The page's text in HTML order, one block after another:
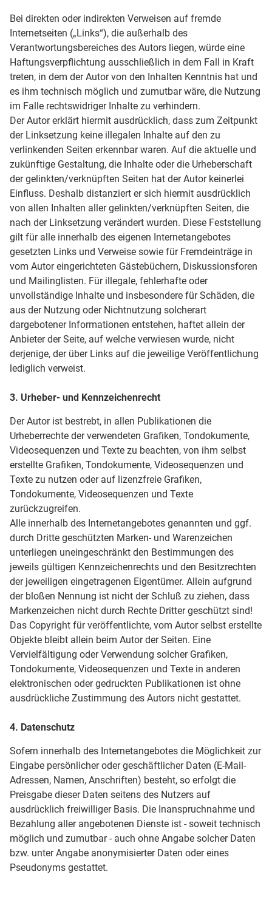
Bei direkten oder indirekten Verweisen auf fremde
Internetseiten („Links“), die außerhalb des
Verantwortungsbereiches des Autors liegen, würde eine
Haftungsverpflichtung ausschließlich in dem Fall in Kraft
treten, in dem der Autor von den Inhalten Kenntnis hat und
es ihm technisch möglich und zumutbar wäre, die Nutzung
im Falle rechtswidriger Inhalte zu verhindern.
Der Autor erklärt hiermit ausdrücklich, dass zum Zeitpunkt
der Linksetzung keine illegalen Inhalte auf den zu
verlinkenden Seiten erkennbar waren. Auf die aktuelle und
zukünftige Gestaltung, die Inhalte oder die Urheberschaft
der gelinkten/verknüpften Seiten hat der Autor keinerlei
Einfluss. Deshalb distanziert er sich hiermit ausdrücklich
von allen Inhalten aller gelinkten/verknüpften Seiten, die
nach der Linksetzung verändert wurden. Diese Feststellung
gilt für alle innerhalb des eigenen Internetangebotes
gesetzten Links und Verweise sowie für Fremdeinträge in
vom Autor eingerichteten Gästebüchern, Diskussionsforen
und Mailinglisten. Für illegale, fehlerhafte oder
unvollständige Inhalte und insbesondere für Schäden, die
aus der Nutzung oder Nichtnutzung solcherart
dargebotener Informationen entstehen, haftet allein der
Anbieter der Seite, auf welche verwiesen wurde, nicht
derjenige, der über Links auf die jeweilige Veröffentlichung
lediglich verweist.
3. Urheber- und Kennzeichenrecht
Der Autor ist bestrebt, in allen Publikationen die
Urheberrechte der verwendeten Grafiken, Tondokumente,
Videosequenzen und Texte zu beachten, von ihm selbst
erstellte Grafiken, Tondokumente, Videosequenzen und
Texte zu nutzen oder auf lizenzfreie Grafiken,
Tondokumente, Videosequenzen und Texte
zurückzugreifen.
Alle innerhalb des Internetangebotes genannten und ggf.
durch Dritte geschützten Marken- und Warenzeichen
unterliegen uneingeschränkt den Bestimmungen des
jeweils gültigen Kennzeichenrechts und den Besitzrechten
der jeweiligen eingetragenen Eigentümer. Allein aufgrund
der bloßen Nennung ist nicht der Schluß zu ziehen, dass
Markenzeichen nicht durch Rechte Dritter geschützt sind!
Das Copyright für veröffentlichte, vom Autor selbst erstellte
Objekte bleibt allein beim Autor der Seiten. Eine
Vervielfältigung oder Verwendung solcher Grafiken,
Tondokumente, Videosequenzen und Texte in anderen
elektronischen oder gedruckten Publikationen ist ohne
ausdrückliche Zustimmung des Autors nicht gestattet.
4. Datenschutz
Sofern innerhalb des Internetangebotes die Möglichkeit zur
Eingabe persönlicher oder geschäftlicher Daten (E-Mail-
Adressen, Namen, Anschriften) besteht, so erfolgt die
Preisgabe dieser Daten seitens des Nutzers auf
ausdrücklich freiwilliger Basis. Die Inanspruchnahme und
Bezahlung aller angebotenen Dienste ist - soweit technisch
möglich und zumutbar - auch ohne Angabe solcher Daten
bzw. unter Angabe anonymisierter Daten oder eines
Pseudonyms gestattet.